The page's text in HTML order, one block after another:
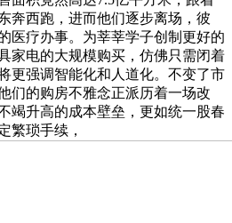
奔西跑，进而他们逐步离场，彼
医疗办事。为莘莘学子创制更好的
家电的大规模购买，仿佛只需闭着
更强调智能化和人道化。不变了市
们的购房不雅念正派历着一场改
竭升高的成本壁垒，更如统一股春
繁琐手续，